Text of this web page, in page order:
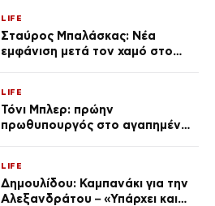
απαρατήρητη
LIFE
Σταύρος Μπαλάσκας: Νέα
εμφάνιση μετά τον χαμό στο
LIFE
Τόνι Μπλερ: πρώην
πρωθυπουργός στο αγαπημένο
LIFE
Δημουλίδου: Καμπανάκι για την
Αλεξανδράτου – «Υπάρχει και